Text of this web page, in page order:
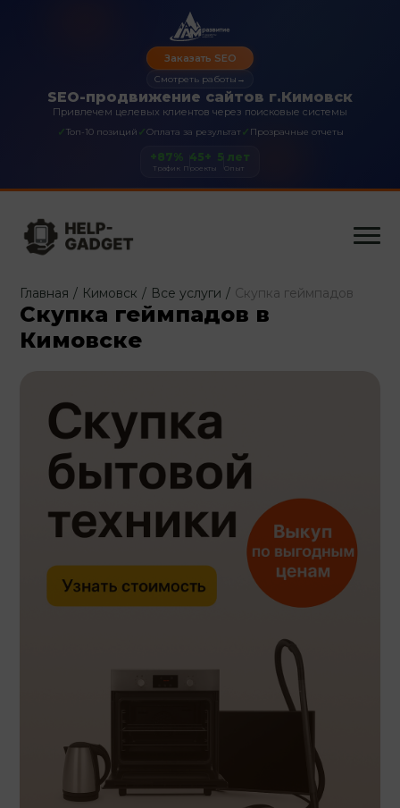
SEO-продвижение сайтов г.Кимовск
Привлечем целевых клиентов через поисковые системы
✓Топ-10 позиций ✓Оплата за результат✓ Прозрачные отчеты
Заказать SEO
Смотреть работы →
+87%
Трафик
45+
Проекты
5 лет
Опыт
Главная / Кимовск / Все услуги / Скупка геймпадов
Скупка геймпадов в
Кимовске